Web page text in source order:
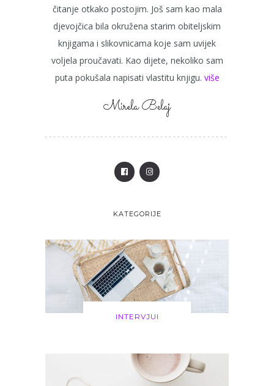
čitanje otkako postojim. Još sam kao mala
djevojčica bila okružena starim obiteljskim
knjigama i slikovnicama koje sam uvijek
voljela proučavati. Kao dijete, nekoliko sam
puta pokušala napisati vlastitu knjigu. više
Mirela Belaj
KATEGORIJE
INTERVJUI